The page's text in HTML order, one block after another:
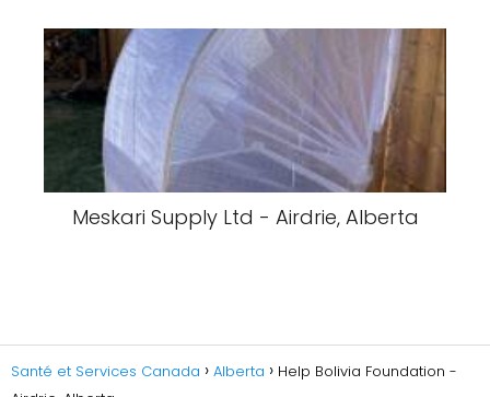
Meskari Supply Ltd - Airdrie, Alberta
Santé et Services Canada Alberta
Help Bolivia Foundation -